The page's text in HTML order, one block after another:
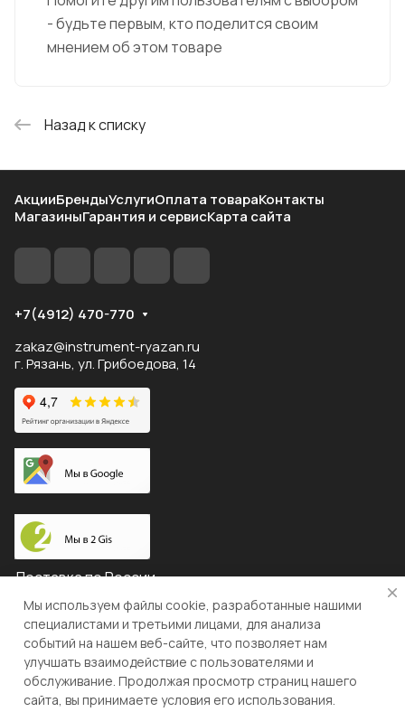
- будьте первым, кто поделится своим
мнением об этом товаре
Назад к списку
АкцииБрендыУслугиОплата товараКонтакты
МагазиныГарантия и сервисКарта сайта
+7(4912) 470-770
zakaz@instrument-ryazan.ru
г. Рязань, ул. Грибоедова, 14
Доставка по России
© 2026 "ЛЕВША"
Конфиденциальность Оферта
Мы используем файлы cookie, разработанные нашими
специалистами и третьими лицами, для анализа
событий на нашем веб-сайте, что позволяет нам
улучшать взаимодействие с пользователями и
обслуживание. Продолжая просмотр страниц нашего
сайта, вы принимаете условия его использования.